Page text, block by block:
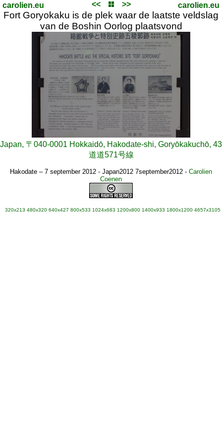
carolien.eu << >> carolien.eu
Fort Goryokaku is de plek waar de laatste veldslag
van de Boshin Oorlog plaatsvond
Japan, 〒040-0001 Hokkaidō, Hakodate-shi, Goryōkakuchō, 43
道道571号線
Hakodate – 7 september 2012 - Japan2012 7september2012 - Carolien
Coenen
320x213 480x320 640x427 800x533 1024x683 1200x800 1400x933 1800x1200 4657x3105